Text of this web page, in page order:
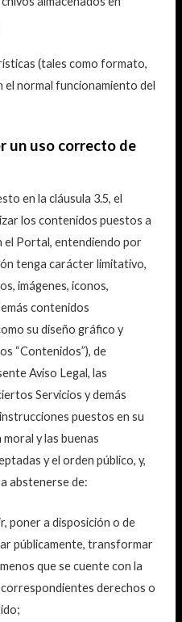
(tales como formato,
el normal funcionamiento del
un uso correcto de
en la cláusula 3.5, el
los contenidos puestos a
el Portal, entendiendo por
tenga carácter limitativo,
imágenes, iconos,
contenidos
su diseño gráfico y
“Contenidos”), de
Aviso Legal, las
Servicios y demás
puestos en su
y las buenas
y el orden público, y,
abstenerse de:
poner a disposición o de
públicamente, transformar
que se cuente con la
derechos o